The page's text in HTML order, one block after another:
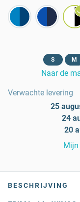
S M
Naar de
Verwachte levering
25
24
20
Mijn
BESCHRIJVING